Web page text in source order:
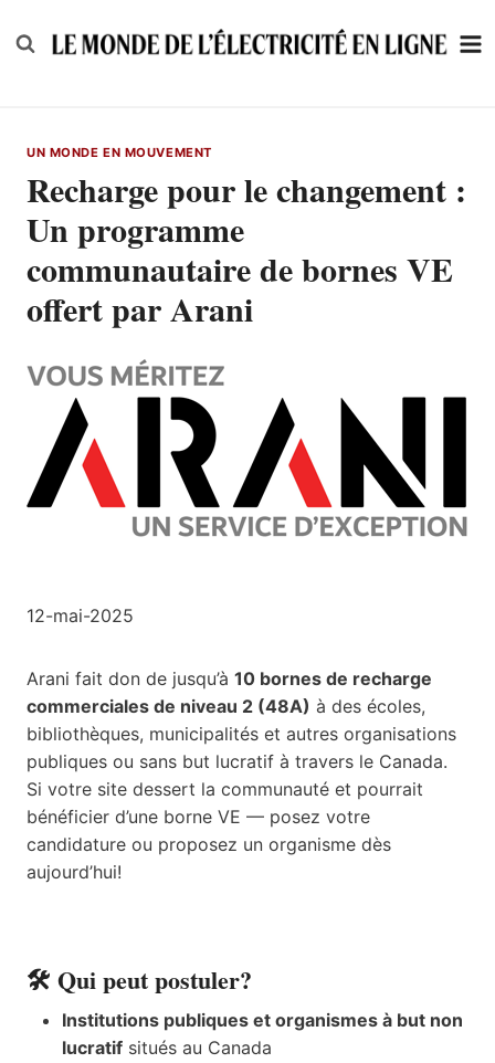
to
UN MONDE EN MOUVEMENT
Recharge pour le changement :
Un programme
communautaire de bornes VE
offert par Arani
12-mai-2025
Arani fait don de jusqu’à 10 bornes de recharge
commerciales de niveau 2 (48A) à des écoles,
bibliothèques, municipalités et autres organisations
publiques ou sans but lucratif à travers le Canada.
Si votre site dessert la communauté et pourrait
bénéficier d’une borne VE — posez votre
candidature ou proposez un organisme dès
aujourd’hui!
🛠 Qui peut postuler?
Institutions publiques et organismes à but non
lucratif situés au Canada